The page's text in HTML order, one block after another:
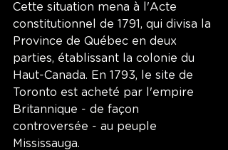
Cette situation mena à l'Acte
constitutionnel de 1791, qui divisa la
Province de Québec en deux
parties, établissant la colonie du
Haut-Canada. En 1793, le site de
Toronto est acheté par l'empire
Britannique - de façon
controversée - au peuple
Mississauga.